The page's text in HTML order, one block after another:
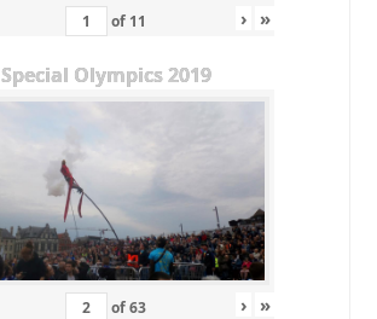
of 11 › »
Special Olympics 2019
of63 › »